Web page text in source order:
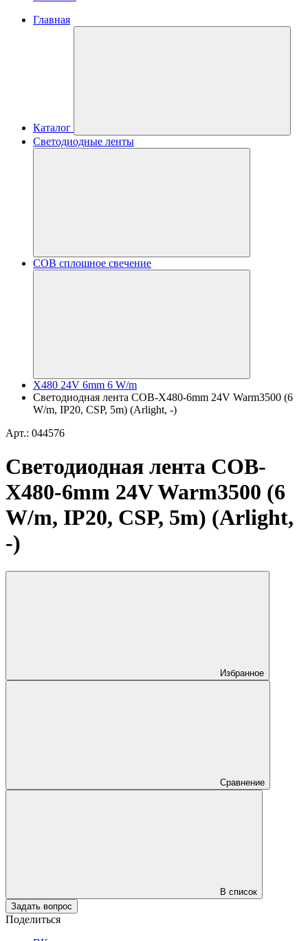
Главная
Каталог
Светодиодные ленты
COB сплошное свечение
X480 24V 6mm 6 W/m
Светодиодная лента COB-X480-6mm 24V Warm3500 (6
W/m, IP20, CSP, 5m) (Arlight, -)
Арт.: 044576
Светодиодная лента COB-
X480-6mm 24V Warm3500 (6
W/m, IP20, CSP, 5m) (Arlight,
-)
Избранное
Сравнение
В список
Задать вопрос
Поделиться